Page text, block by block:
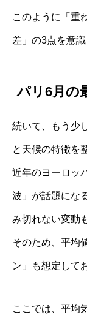
このように「重
差」の3点を意
パリ6月の
続いて、もう少
と天候の特徴を
近年のヨーロッ
波」が話題にな
み切れない変動
そのため、平均
ン」も想定して
ここでは、平均